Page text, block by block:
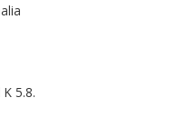
K 5.8.